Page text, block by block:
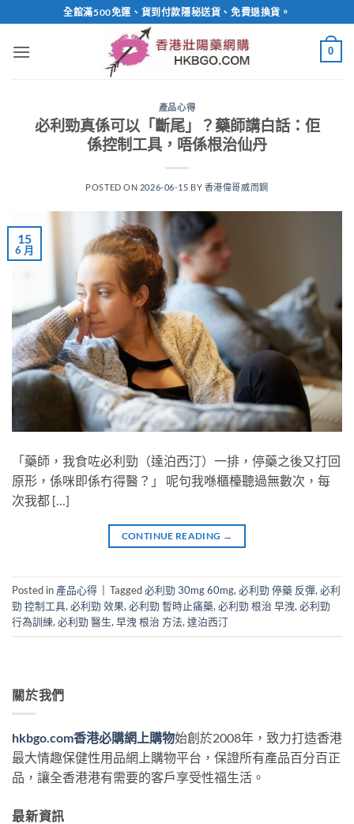
to
content
全館滿500免運、貨到付款隱秘送貨、免費退換貨。
0
產品心得
必利勁真係可以「斷尾」？藥師講白話：佢
係控制工具，唔係根治仙丹
POSTED ON 2026-06-15 BY 香港偉哥威而鋼
15
6 月
「藥師，我食咗必利勁（達泊西汀）一排，停藥之後又打回
原形，係咪即係冇得醫？」 呢句我喺櫃檯聽過無數次，每
次我都 […]
CONTINUE READING →
Posted in 產品心得 Tagged必利勁 30mg 60mg, 必利勁 停藥 反彈, 必利
勁 控制工具, 必利勁 效果, 必利勁 暫時止痛藥, 必利勁 根治 早洩, 必利勁
行為訓練, 必利勁 醫生, 早洩 根治 方法, 達泊西汀
關於我們
hkbgo.com香港必購網上購物始創於2008年，致力打造香港
最大情趣保健性用品網上購物平台，保證所有產品百分百正
品，讓全香港港有需要的客戶享受性福生活。
最新資訊